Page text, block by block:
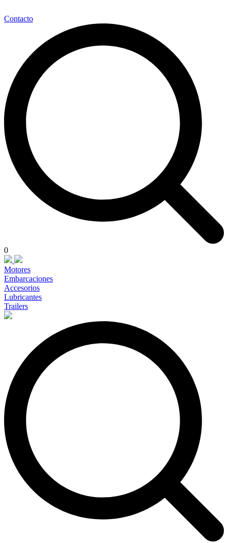
Contacto
0
Motores
Embarcaciones
Accesorios
Lubricantes
Trailers